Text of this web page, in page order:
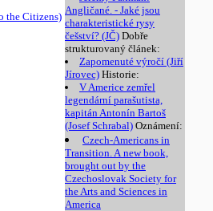
Angličané. - Jaké jsou
charakteristické rysy
češství? (JČ) Dobře
strukturovaný článek:
Zapomenuté výročí (Jiří
Jírovec) Historie:
V Americe zemřel
legendární parašutista,
kapitán Antonín Bartoš
(Josef Schrabal) Oznámení:
Czech-Americans in
Transition. A new book,
brought out by the
Czechoslovak Society for
the Arts and Sciences in
America
the Citizens)